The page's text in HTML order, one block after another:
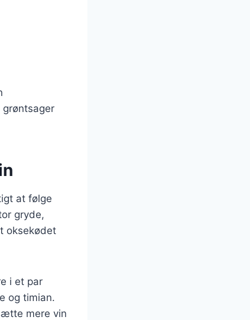
at følge
gryde,
oksekødet
i et par
og timian.
mere vin